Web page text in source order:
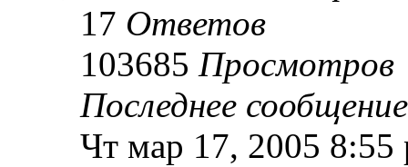
17 Ответов
103685 Просмотров
Последнее
Чт мар 17, 2005 8:55